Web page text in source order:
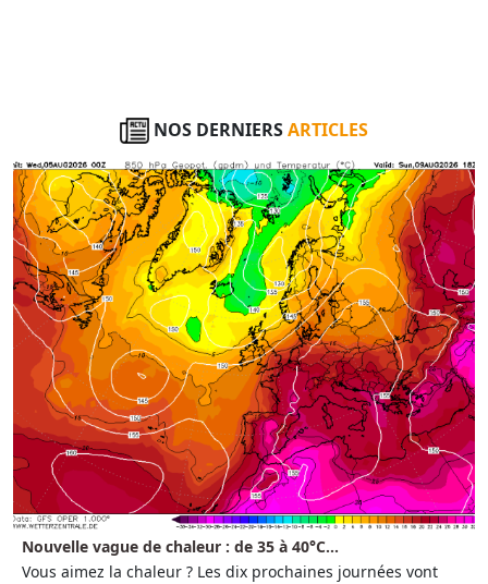
NOS DERNIERSARTICLES
Nouvelle vague de chaleur : de 35 à 40°C...
Vous aimez la chaleur ? Les dix prochaines journées vont